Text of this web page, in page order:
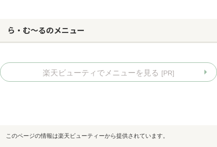
お問い合わせ
ら・む～るのメニュー
楽天ビューティでメニューを見る [PR]
このページの情報は楽天ビューティーから提供されています。